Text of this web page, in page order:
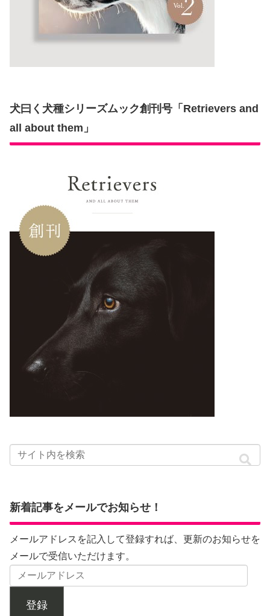
犬曰く犬種シリーズムック創刊号「Retrievers and
all about them」
新着記事をメールでお知らせ！
メールアドレスを記入して登録すれば、更新のお知らせを
メールで受信いただけます。
登録